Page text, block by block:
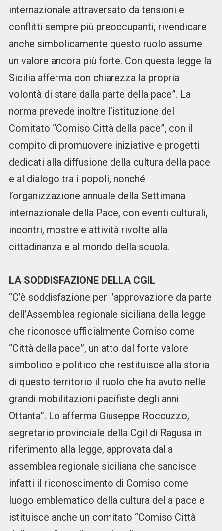
internazionale attraversato da tensioni e
conflitti sempre più preoccupanti, rivendicare
anche simbolicamente questo ruolo assume
un valore ancora più forte. Con questa legge la
Sicilia afferma con chiarezza la propria
volontà di stare dalla parte della pace”. La
norma prevede inoltre l’istituzione del
Comitato “Comiso Città della pace”, con il
compito di promuovere iniziative e progetti
dedicati alla diffusione della cultura della pace
e al dialogo tra i popoli, nonché
l’organizzazione annuale della Settimana
internazionale della Pace, con eventi culturali,
incontri, mostre e attività rivolte alla
cittadinanza e al mondo della scuola.
LA SODDISFAZIONE DELLA CGIL
“C’è soddisfazione per l’approvazione da parte
dell’Assemblea regionale siciliana della legge
che riconosce ufficialmente Comiso come
“Città della pace”, un atto dal forte valore
simbolico e politico che restituisce alla storia
di questo territorio il ruolo che ha avuto nelle
grandi mobilitazioni pacifiste degli anni
Ottanta”. Lo afferma Giuseppe Roccuzzo,
segretario provinciale della Cgil di Ragusa in
riferimento alla legge, approvata dalla
assemblea regionale siciliana che sancisce
infatti il riconoscimento di Comiso come
luogo emblematico della cultura della pace e
istituisce anche un comitato “Comiso Città